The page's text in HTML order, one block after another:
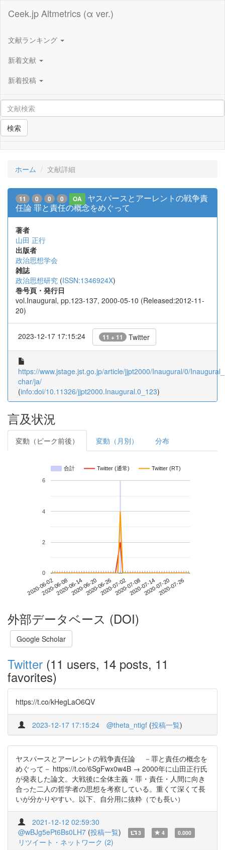
Ceek.jp Altmetrics (α ver.)
文献ランキング
新着文献
新着投稿
検索
ホーム 文献詳細
11 0 0 0 OA
ヤスパースとアーレントの戦争責
任論 罪と責任の概念をめぐって
著者
山田 正行
出版者
政治思想学会
雑誌
政治思想研究 (ISSN:1346924X)
巻号頁・発行日
vol.Inaugural, pp.123-137, 2000-05-10 (Released:2012-11-
20)
2023-12-17 17:15:24 11 + 11 Twitter
https://www.jstage.jst.go.jp/article/jjpt2000/Inaugural/0/
char/ja/
(info:doi/10.11326/jjpt2000.Inaugural.0_123)
言及状況
変動（ピーク前後） 変動（月別） 分布
合計 Twitter (通常) Twitter (RT)
2020-06-022020-06-082020-06-142020-06-202020-06-262020-07-022020-07-082020-07-142020-07-202020-07-26
0
2
4
6
外部データベース (DOI)
Google Scholar
Twitter (11 users, 14 posts, 11
favorites)
https://t.co/kHegLaO6QV
2023-12-17 17:15:24 @theta_ntigf (投稿一覧)
ヤスパースとアーレントの戦争責任論 －罪と責任の概念を
めぐって－ https://t.co/6SgFwx0w4B → 2000年に山田正行氏
が発表した論文。大戦後に全体主義・罪・責任・人間に向き
合った二人の哲学者の思想を考察している。重くて深くて長
いが分かりやすい。以下、自分用に抜粋（でも長い）
2021-12-12 02:59:30
@wBJg5ePt6Bs0LH7 (投稿一覧) 3 4 0.000
リツイート・ネットワーク (2)